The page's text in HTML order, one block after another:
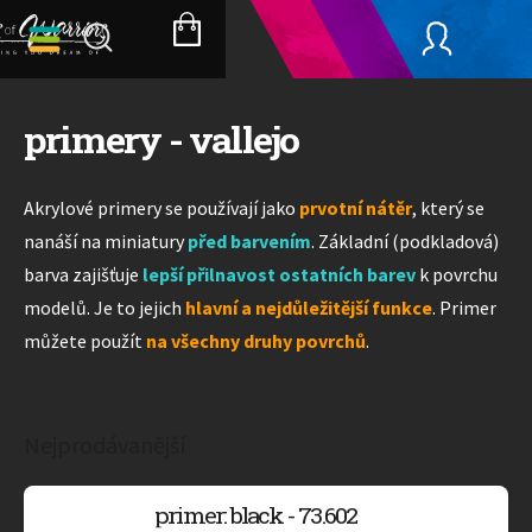
Přejít
na
obsah
NÁKUPNÍ
KOŠÍK
primery - vallejo
Akrylové primery se používají jako prvotní nátěr, který se
nanáší na miniatury před barvením. Základní (podkladová)
barva zajišťuje lepší přilnavost ostatních barev k povrchu
modelů. Je to jejich hlavní a nejdůležitější funkce. Primer
můžete použít na všechny druhy povrchů.
primer: black - 73.602